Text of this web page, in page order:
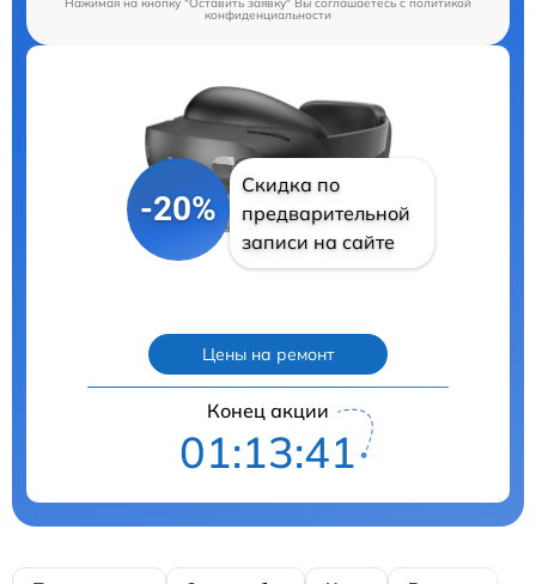
конфиденциальности
-20%
Скидка по
предварительной
записи на сайте
Цены на ремонт
Конец акции
01:13:40